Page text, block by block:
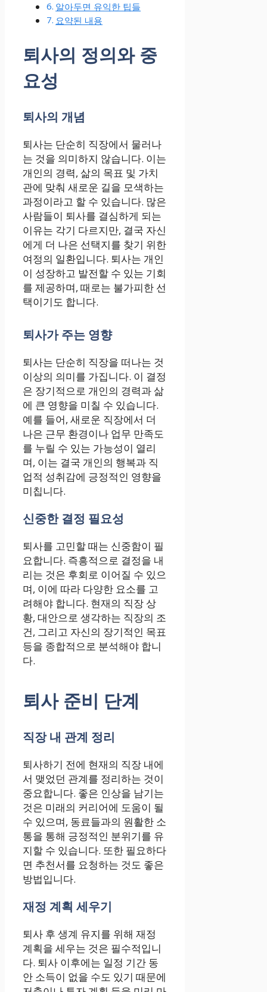
알아두면 유익한 팁들
요약된 내용
퇴사의 정의와 중
요성
퇴사의 개념
퇴사는 단순히 직장에서 물러나
는 것을 의미하지 않습니다. 이는
개인의 경력, 삶의 목표 및 가치
관에 맞춰 새로운 길을 모색하는
과정이라고 할 수 있습니다. 많은
사람들이 퇴사를 결심하게 되는
이유는 각기 다르지만, 결국 자신
에게 더 나은 선택지를 찾기 위한
여정의 일환입니다. 퇴사는 개인
이 성장하고 발전할 수 있는 기회
를 제공하며, 때로는 불가피한 선
택이기도 합니다.
퇴사가 주는 영향
퇴사는 단순히 직장을 떠나는 것
이상의 의미를 가집니다. 이 결정
은 장기적으로 개인의 경력과 삶
에 큰 영향을 미칠 수 있습니다.
예를 들어, 새로운 직장에서 더
나은 근무 환경이나 업무 만족도
를 누릴 수 있는 가능성이 열리
며, 이는 결국 개인의 행복과 직
업적 성취감에 긍정적인 영향을
미칩니다.
신중한 결정 필요성
퇴사를 고민할 때는 신중함이 필
요합니다. 즉흥적으로 결정을 내
리는 것은 후회로 이어질 수 있으
며, 이에 따라 다양한 요소를 고
려해야 합니다. 현재의 직장 상
황, 대안으로 생각하는 직장의 조
건, 그리고 자신의 장기적인 목표
등을 종합적으로 분석해야 합니
다.
퇴사 준비 단계
직장 내 관계 정리
퇴사하기 전에 현재의 직장 내에
서 맺었던 관계를 정리하는 것이
중요합니다. 좋은 인상을 남기는
것은 미래의 커리어에 도움이 될
수 있으며, 동료들과의 원활한 소
통을 통해 긍정적인 분위기를 유
지할 수 있습니다. 또한 필요하다
면 추천서를 요청하는 것도 좋은
방법입니다.
재정 계획 세우기
퇴사 후 생계 유지를 위해 재정
계획을 세우는 것은 필수적입니
다. 퇴사 이후에는 일정 기간 동
안 소득이 없을 수도 있기 때문에